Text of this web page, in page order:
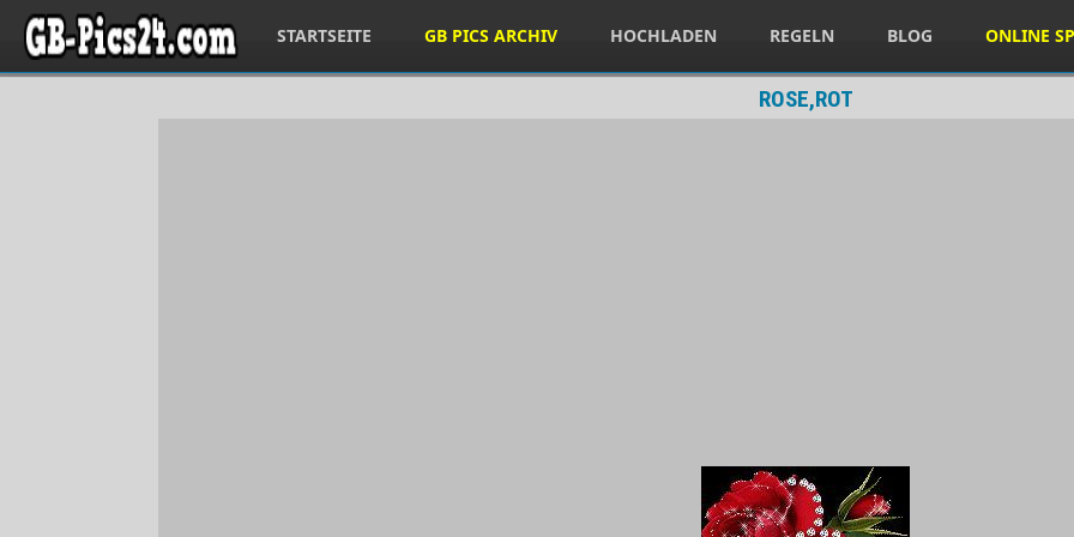
STARTSEITE GB PICS ARCHIV HOCHLADEN REGELN BLOG ONLINE
ROSE,ROT